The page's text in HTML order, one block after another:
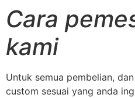
Cara
kami
Untuk semua pembelian,
custom sesuai yang anda